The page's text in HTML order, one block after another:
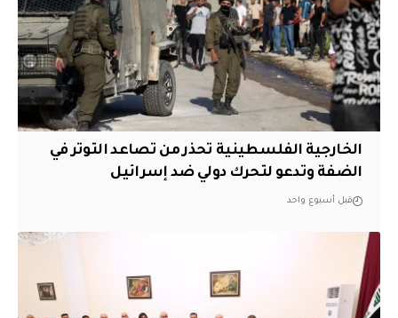
الخارجية الفلسطينية تحذر من تصاعد التوتر في
الضفة وتدعو لتحرك دولي ضد إسرائيل
قبل أسبوع واحد